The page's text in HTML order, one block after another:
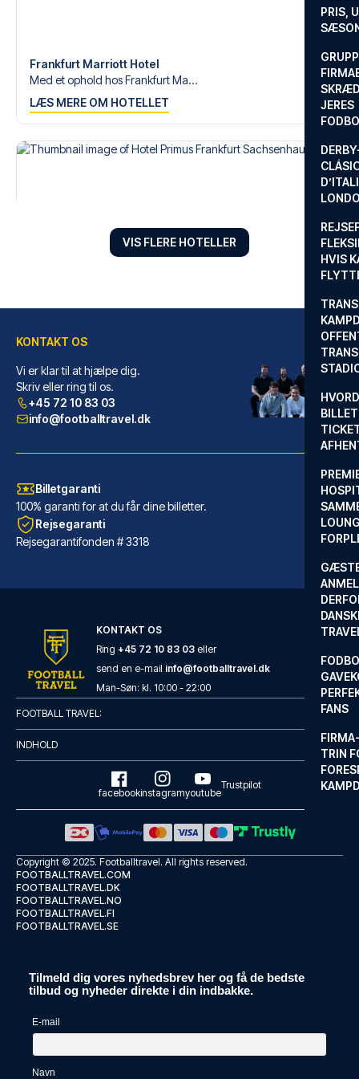
PRIS,
JERES
HVIS
FANS
TRIN
Frankfurt Marriott Hotel
Med et ophold hos Frankfurt Ma...
LÆS MERE OM HOTELLET
Med et ophold ved Hotel Primus...
LÆS MERE OM HOTELLET
Maritim Hotel Frankfurt
Maritim Hotel Frankfurt ligger...
LÆS MERE OM HOTELLET
LÆS MERE OM HOTELLET
VIS FLERE HOTELLER
KONTAKT OS
Vi er klar til at hjælpe dig.
Skriv eller ring til os.
+45 72 10 83 03
info@footballtravel.dk
Billetgaranti
100% garanti for at du får dine billetter.
Rejsegaranti
Rejsegarantifonden # 3318
KONTAKT OS
Ring +45 72 10 83 03 eller
send en e-mail info@footballtravel.dk
Man-Søn: kl. 10:00 - 22:00
FOOTBALL TRAVEL:
INDHOLD
facebookinstagramyoutube
Trustpilot
Copyright © 2025. Footballtravel. All rights reserved.
FOOTBALLTRAVEL.COM
FOOTBALLTRAVEL.DK
FOOTBALLTRAVEL.NO
FOOTBALLTRAVEL.FI
FOOTBALLTRAVEL.SE
Tilmeld dig vores nyhedsbrev her og få de bedste
tilbud og nyheder direkte i din indbakke.
E-mail
Navn